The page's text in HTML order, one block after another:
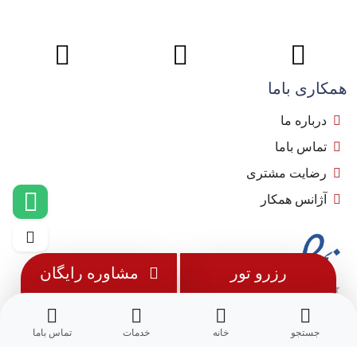
جستجو خانه خدمات تماس باما
رزرو تور مشاوره رایگان
همکاری باما
درباره ما
تماس باما
رضایت مشتری
آژانس همکار